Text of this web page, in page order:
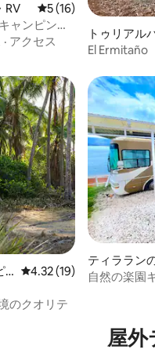
RV レビュー16件、5つ星
5 (16)
ャンピング
· アクセス
トゥリアル
El Ermitaño
レビュー19件、5つ星中
4.32 (19)
のクオリテ
ティララン
自然の楽園
屋外